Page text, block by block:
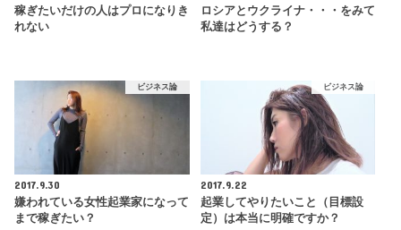
稼ぎたいだけの人はプロになりき
れない
ロシアとウクライナ・・・をみて
私達はどうする？
ビジネス論
2017.9.30
嫌われている女性起業家になって
まで稼ぎたい？
ビジネス論
2017.9.22
起業してやりたいこと（目標設
定）は本当に明確ですか？